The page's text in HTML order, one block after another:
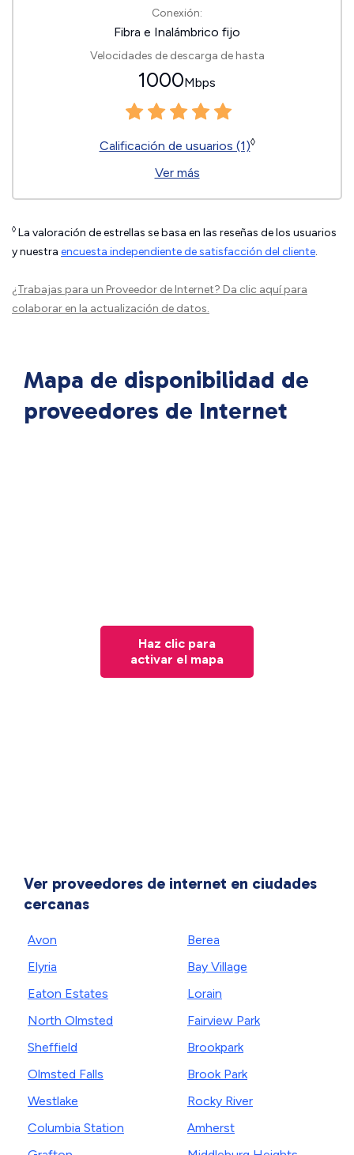
Conexión:
Fibra e Inalámbrico fijo
Velocidades de descarga de hasta
1000Mbps
Calificación de usuarios (1)◊
Ver más
◊ La valoración de estrellas se basa en las reseñas de los usuarios
y nuestra encuesta independiente de satisfacción del cliente.
¿Trabajas para un Proveedor de Internet? Da clic aquípara
colaborar en la actualización de datos.
Mapa de disponibilidad de
proveedores de Internet
Haz clic para
activar el mapa
Ver proveedores de internet en ciudades
cercanas
Avon
Elyria
Eaton Estates
North Olmsted
Sheffield
Olmsted Falls
Westlake
Columbia Station
Berea
Bay Village
Lorain
Fairview Park
Brookpark
Brook Park
Rocky River
Amherst